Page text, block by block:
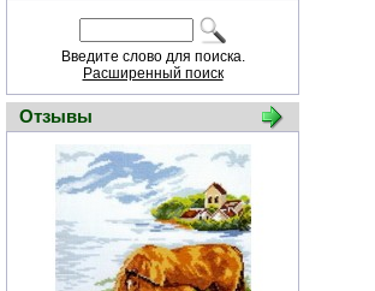
Введите слово для поиска.
Расширенный поиск
Отзывы